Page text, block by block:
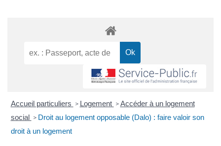
Accueil particuliers > Logement > Accéder à un logement
social > Droit au logement opposable (Dalo) : faire valoir son
droit à un logement